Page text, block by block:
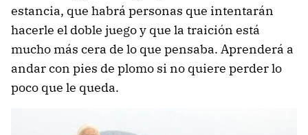
estancia, que habrá personas que intentarán
hacerle el doble juego y que la traición está
mucho más cera de lo que pensaba. Aprenderá a
andar con pies de plomo si no quiere perder lo
poco que le queda.